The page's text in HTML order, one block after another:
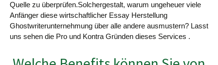
Quelle zu überprüfen.Solchergestalt, warum ungeheuer viele
Anfänger diese wirtschaftlicher Essay Herstellung
Ghostwriterunternehmung über alle andere ausmustern? Lasst
uns sehen die Pro und Kontra Gründen dieses Services .